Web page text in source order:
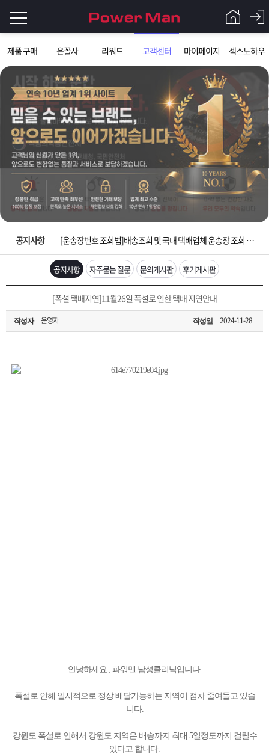
제품 구매 은꼴사 리워드 고객센터 마이페이지 섹스노하우
그
인
이
필
요
니
로
Q&A
파
워
맨
제
품
은
노
하
객
센
마
이
주
공지사항
입금확인이 안되는 상황을 대비해 꼭 입금후 고객센터 연락바랍니다.
[2026구정 연휴]설 연휴 배송 및 휴무 안내
[운송장번호 조회법]배송조회 및 국내 택배업체 운송장 조회 하는법
[ios앱 오픈]아이폰 고객 앱설치 가능합니다.
[무인택배함 이용 안내] 집 밖에 주소로 택배 받기
입금확인이 안되는 상황을 대비해 꼭 입금후 고객센터 연락바랍니다.
공지사항 자주묻는 질문 문의게시판 후기게시판
[폭설 택배지연]11월26일 폭설로 인한 택배 지연안내
작성자 운영자 작성일 2024-11-28
안녕하세요 , 파워맨 남성클리닉입니다.
폭설로 인해 일시적으로 정상 배달가능하는 지역이 점차 줄여들고 있습
니다.
강원도 폭설로 인해서 강원도 지역은 배송까지 최대 5일정도까지 걸릴수
있다고 합니다.